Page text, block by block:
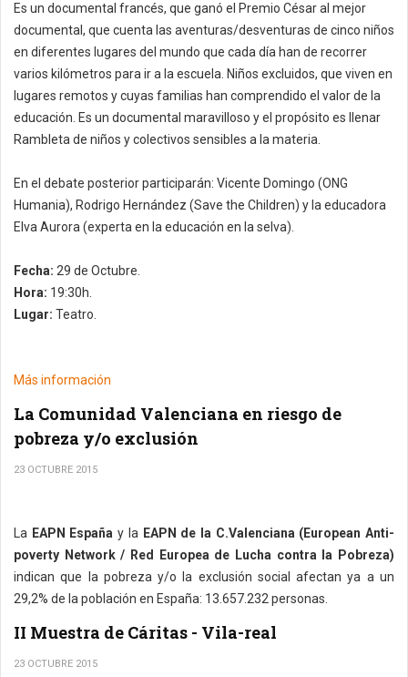
Es un documental francés, que ganó el Premio César al mejor
documental, que cuenta las aventuras/desventuras de cinco niños
en diferentes lugares del mundo que cada día han de recorrer
varios kilómetros para ir a la escuela. Niños excluidos, que viven en
lugares remotos y cuyas familias han comprendido el valor de la
educación. Es un documental maravilloso y el propósito es llenar
Rambleta de niños y colectivos sensibles a la materia.
En el debate posterior participarán: Vicente Domingo (ONG
Humania), Rodrigo Hernández (Save the Children) y la educadora
Elva Aurora (experta en la educación en la selva).
Fecha: 29 de Octubre.
Hora: 19:30h.
Lugar: Teatro.
Más información
La Comunidad Valenciana en riesgo de
pobreza y/o exclusión
23 OCTUBRE 2015
La EAPN España y la EAPN de la C.Valenciana (European Anti-
poverty Network / Red Europea de Lucha contra la Pobreza)
indican que la pobreza y/o la exclusión social afectan ya a un
29,2% de la población en España: 13.657.232 personas.
II Muestra de Cáritas - Vila-real
23 OCTUBRE 2015